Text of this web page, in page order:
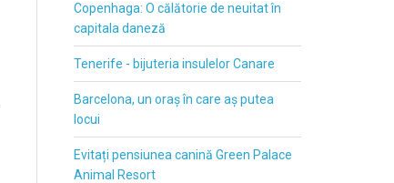
Copenhaga: O călătorie de neuitat în
capitala daneză
Tenerife - bijuteria insulelor Canare
Barcelona, un oraș în care aș putea
locui
Evitați pensiunea canină Green Palace
Animal Resort